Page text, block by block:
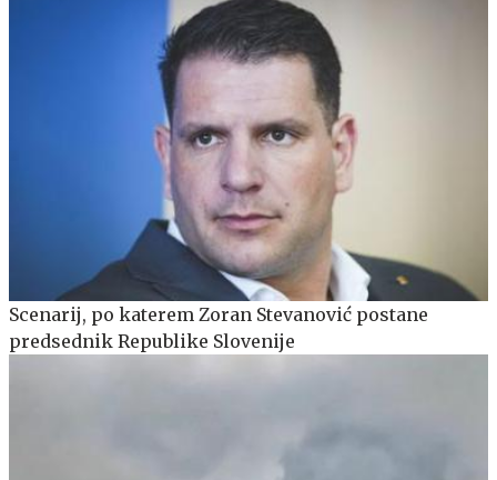
Scenarij, po katerem Zoran Stevanović postane
predsednik Republike Slovenije